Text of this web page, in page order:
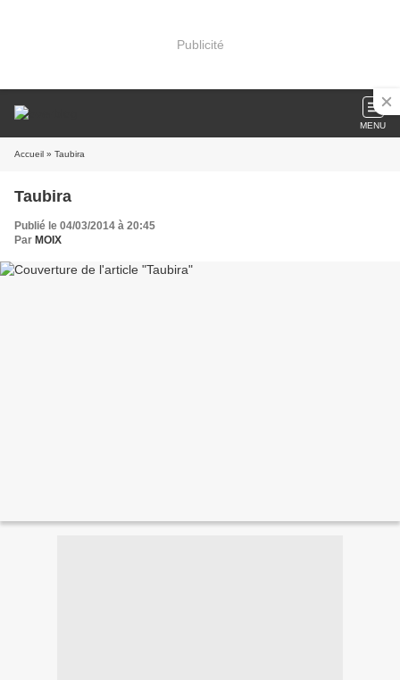
Publicité
MENU
Accueil » Taubira
Taubira
Publié le 04/03/2014 à 20:45
Par MOIX